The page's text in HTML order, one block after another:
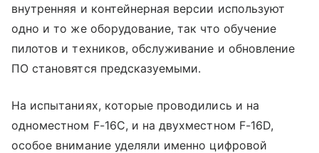
внутренняя и контейнерная версии используют
одно и то же оборудование, так что обучение
пилотов и техников, обслуживание и обновление
ПО становятся предсказуемыми.
На испытаниях, которые проводились и на
одноместном F-16C, и на двухместном F-16D,
особое внимание уделяли именно цифровой